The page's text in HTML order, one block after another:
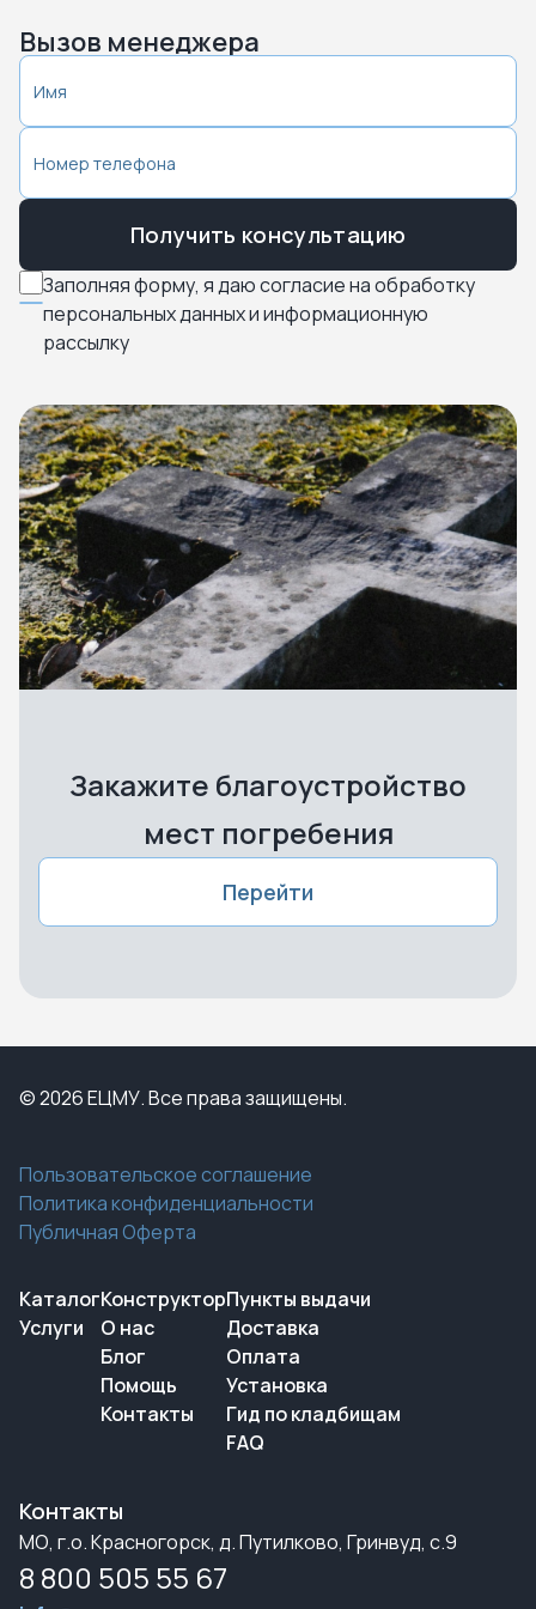
Вызов менеджера
Заполняя форму, я даю согласие на обработку
персональных данных и информационную
рассылку
Получить консультацию
Закажите благоустройство
мест погребения
Перейти
© 2026 ЕЦМУ. Все права защищены.
Пользовательское соглашение
Политика конфиденциальности
Публичная Оферта
Каталог
Услуги
Конструктор
О нас
Блог
Помощь
Контакты
Пункты выдачи
Доставка
Оплата
Установка
Гид по кладбищам
FAQ
Контакты
МО, г.о. Красногорск, д. Путилково, Гринвуд, с.9
8 800 505 55 67